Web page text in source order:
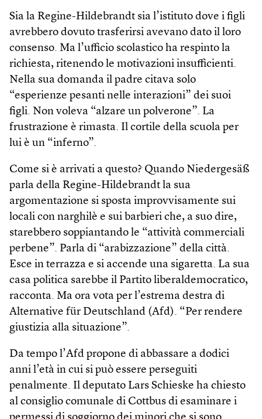
Sia la Regine-Hildebrandt sia l’istituto dove i figli
avrebbero dovuto trasferirsi avevano dato il loro
consenso. Ma l’ufficio scolastico ha respinto la
richiesta, ritenendo le motivazioni insufficienti.
Nella sua domanda il padre citava solo
“esperienze pesanti nelle interazioni” dei suoi
figli. Non voleva “alzare un polverone”. La
frustrazione è rimasta. Il cortile della scuola per
lui è un “inferno”.
Come si è arrivati a questo? Quando Niedergesäß
parla della Regine-Hildebrandt la sua
argomentazione si sposta improvvisamente sui
locali con narghilè e sui barbieri che, a suo dire,
starebbero soppiantando le “attività commerciali
perbene”. Parla di “arabizzazione” della città.
Esce in terrazza e si accende una sigaretta. La sua
casa politica sarebbe il Partito liberaldemocratico,
racconta. Ma ora vota per l’estrema destra di
Alternative für Deutschland (Afd). “Per rendere
giustizia alla situazione”.
Da tempo l’Afd propone di abbassare a dodici
anni l’età in cui si può essere perseguiti
penalmente. Il deputato Lars Schieske ha chiesto
al consiglio comunale di Cottbus di esaminare i